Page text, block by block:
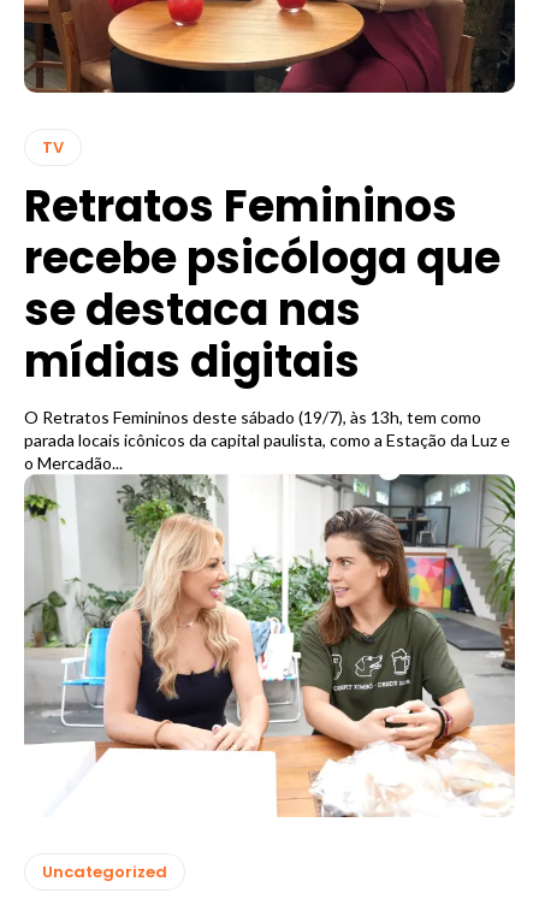
TV
Retratos Femininos
recebe psicóloga que
se destaca nas
mídias digitais
O Retratos Femininos deste sábado (19/7), às 13h, tem como
parada locais icônicos da capital paulista, como a Estação da Luz e
o Mercadão...
Uncategorized